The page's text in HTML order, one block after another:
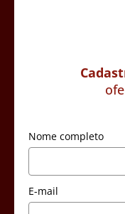
Nome completo
E-mail